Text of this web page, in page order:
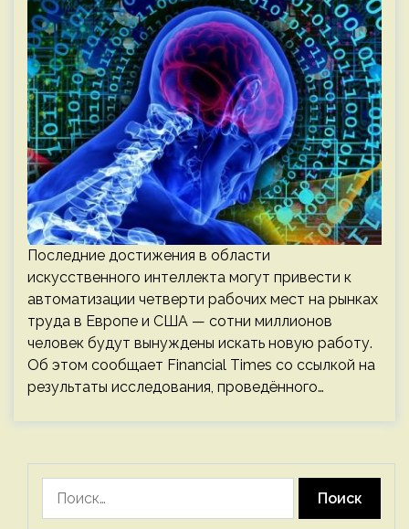
Последние достижения в области
искусственного интеллекта могут привести к
автоматизации четверти рабочих мест на рынках
труда в Европе и США — сотни миллионов
человек будут вынуждены искать новую работу.
Об этом сообщает Financial Times со ссылкой на
результаты исследования, проведённого…